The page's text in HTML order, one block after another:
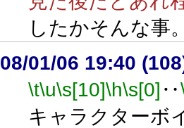
したかそんな事
08/01/06 19:40
\t\u\s[10]\h\s[0] ‥
キャラクターボ